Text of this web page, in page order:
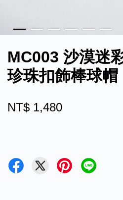
MC003 沙漠迷
珍珠扣飾棒球帽
NT$ 1,480